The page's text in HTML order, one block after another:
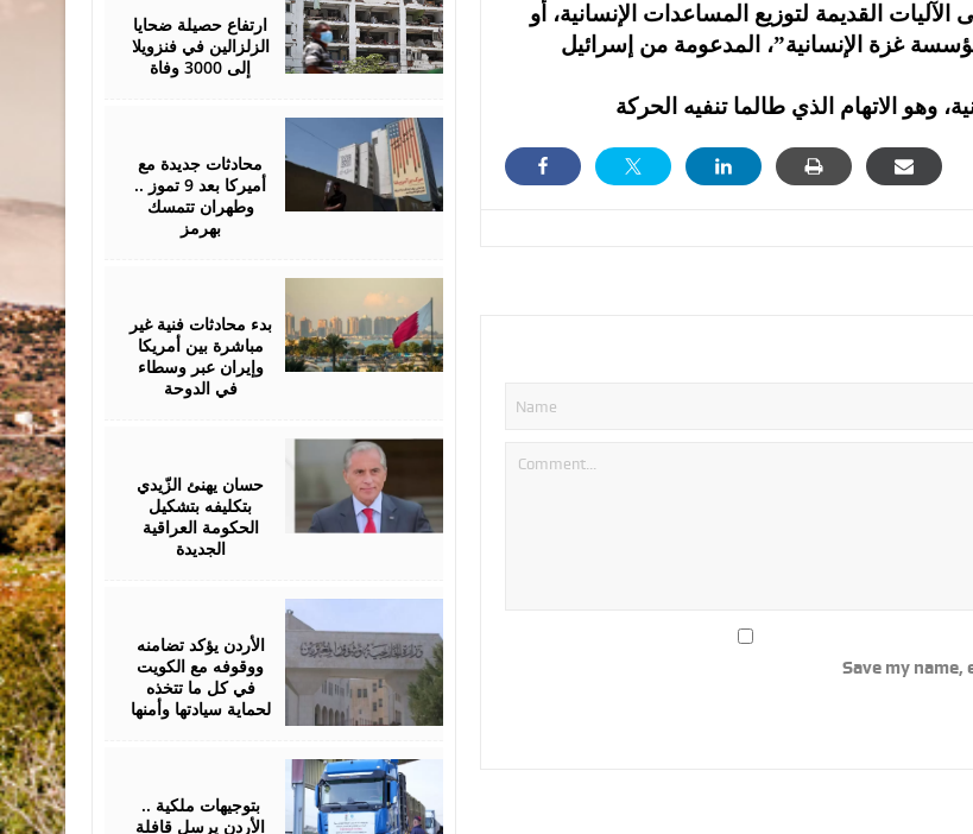
القديمة لتوزيع المساعدات الإنسانية، أو
غزة الإنسانية”، المدعومة من إسرائيل
Save my
ارتفاع حصيلة ضحايا
الزلزالين في فنزويلا
إلى 3000 وفاة
2026
محادثات جديدة مع
أميركا بعد 9 تموز ..
وطهران تتمسك
بهرمز
بدء محادثات فنية غير
مباشرة بين أمريكا
وإيران عبر وسطاء
في الدوحة
حسان يهنئ الزّيدي
بتكليفه بتشكيل
الحكومة العراقية
الجديدة
الأردن يؤكد تضامنه
ووقوفه مع الكويت
في كل ما تتخذه
لحماية سيادتها وأمنها
بتوجيهات ملكية ..
الأردن يرسل قافلة